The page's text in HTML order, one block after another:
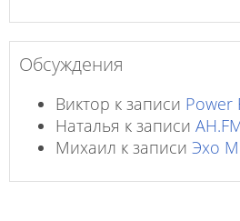
Обсуждения
Виктор к записи Power
Наталья к записи
Михаил к записи Эхо